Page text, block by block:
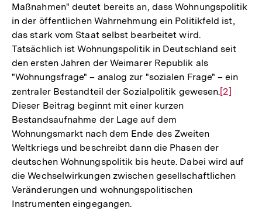
der
Fußnote
Maßnahmen" deutet bereits an, dass Wohnungspolitik
in der öffentlichen Wahrnehmung ein Politikfeld ist,
das stark vom Staat selbst bearbeitet wird.
Tatsächlich ist Wohnungspolitik in Deutschland seit
den ersten Jahren der Weimarer Republik als
"Wohnungsfrage" – analog zur "sozialen Frage" – ein
zentraler Bestandteil der Sozialpolitik gewesen.Zur
[2]
Dieser Beitrag beginnt mit einer kurzen
Bestandsaufnahme der Lage auf dem
Wohnungsmarkt nach dem Ende des Zweiten
Weltkriegs und beschreibt dann die Phasen der
deutschen Wohnungspolitik bis heute. Dabei wird auf
die Wechselwirkungen zwischen gesellschaftlichen
Veränderungen und wohnungspolitischen
Instrumenten eingegangen.